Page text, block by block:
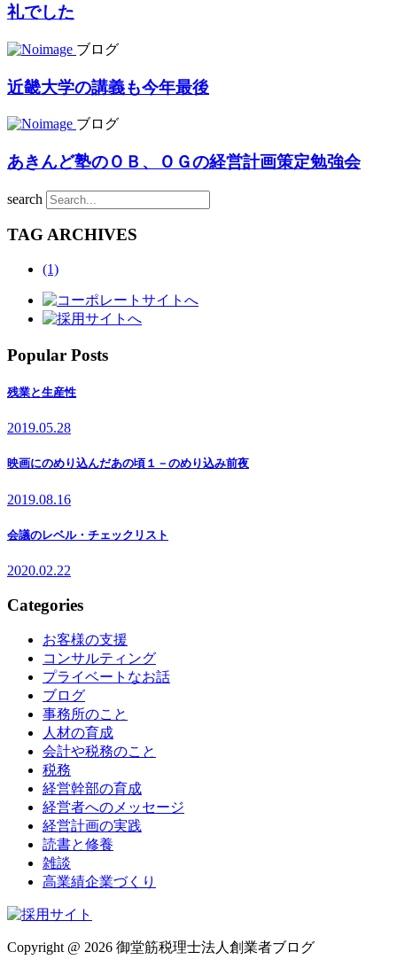
礼でした
ブログ
近畿大学の講義も今年最後
ブログ
あきんど塾のＯＢ、ＯＧの経営計画策定勉強会
search
TAG ARCHIVES
(1)
Popular Posts
残業と生産性
2019.05.28
映画にのめり込んだあの頃１－のめり込み前夜
2019.08.16
会議のレベル・チェックリスト
2020.02.22
Categories
お客様の支援
コンサルティング
プライベートなお話
ブログ
事務所のこと
人材の育成
会計や税務のこと
税務
経営幹部の育成
経営者へのメッセージ
経営計画の実践
読書と修養
雑談
高業績企業づくり
Copyright @ 2026 御堂筋税理士法人創業者ブログ